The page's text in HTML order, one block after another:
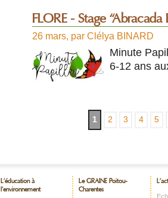
FLORE - Stage
26 mars, par Clélya BINARD
Minute
6-12 ans
1 2 3 4 5
L’éducation à
l’environnement
Le GRAINE Poitou-
Charentes